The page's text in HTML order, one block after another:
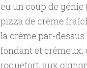
eu un coup de génie
pizza de crème
la crème par-
fondant et crémeux,
roquefort, aux